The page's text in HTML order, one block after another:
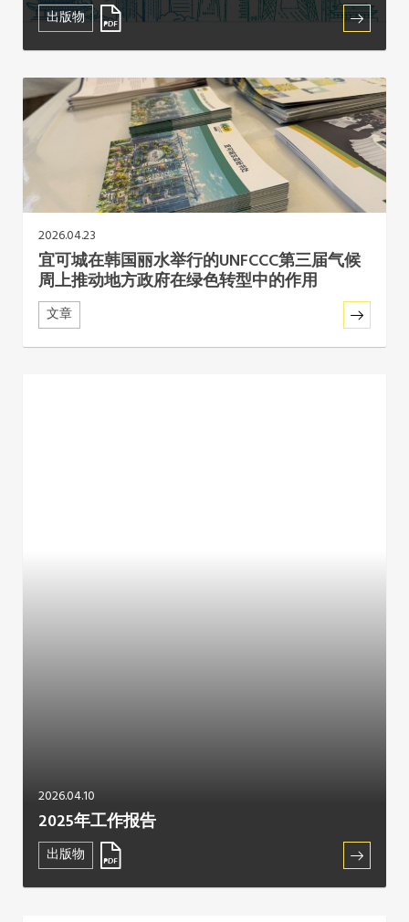
出版物
2026.04.23
宜可城在韩国丽水举行的UNFCCC第三届气候
周上推动地方政府在绿色转型中的作用
文章
2026.04.10
2025年工作报告
出版物